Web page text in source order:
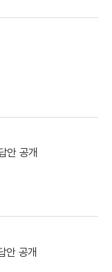
안 공개
안 공개